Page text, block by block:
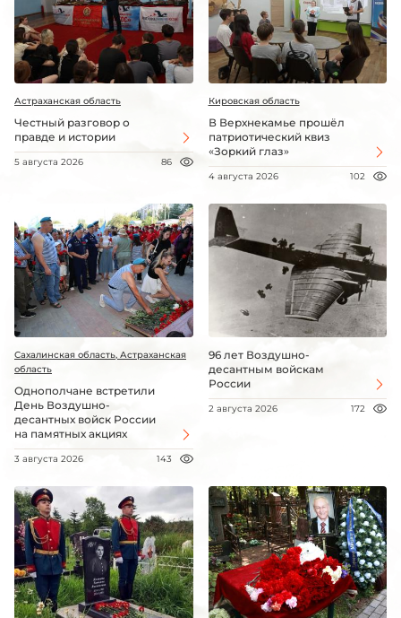
Астраханская область
Честный разговор о
правде и истории
5 августа 2026 86
Кировская область
В Верхнекамье прошёл
патриотический квиз
«Зоркий глаз»
4 августа 2026 102
Сахалинская область, Астраханская
область
Однополчане встретили
День Воздушно-
десантных войск России
на памятных акциях
3 августа 2026 143
96 лет Воздушно-
десантным войскам
России
2 августа 2026 172